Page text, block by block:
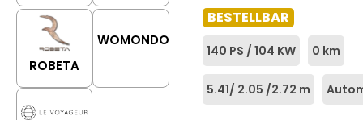
ROBETA
WOMONDO
BESTELLBAR
140 PS / 104 KW 0 km
5.41/ 2.05 /2.72 m